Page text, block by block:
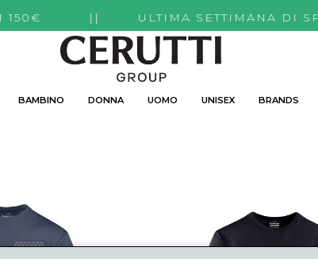
I 150€ || ULTIMA SETTIMANA
BAMBINO DONNA UOMO UNISEX BRANDS